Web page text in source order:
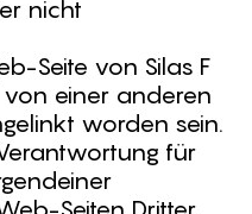
nicht
Seite von Silas F
von einer anderen
worden sein.
für